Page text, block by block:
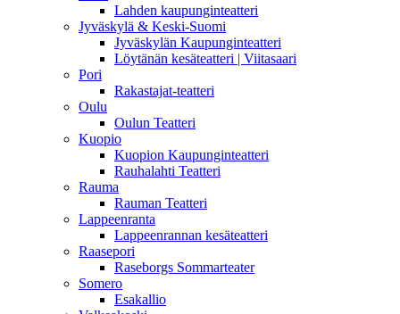
Lahden kaupunginteatteri
Jyväskylä & Keski-Suomi
Jyväskylän Kaupunginteatteri
Löytänän kesäteatteri | Viitasaari
Pori
Rakastajat-teatteri
Oulu
Oulun Teatteri
Kuopio
Kuopion Kaupunginteatteri
Rauhalahti Teatteri
Rauma
Rauman Teatteri
Lappeenranta
Lappeenrannan kesäteatteri
Raasepori
Raseborgs Sommarteater
Somero
Esakallio